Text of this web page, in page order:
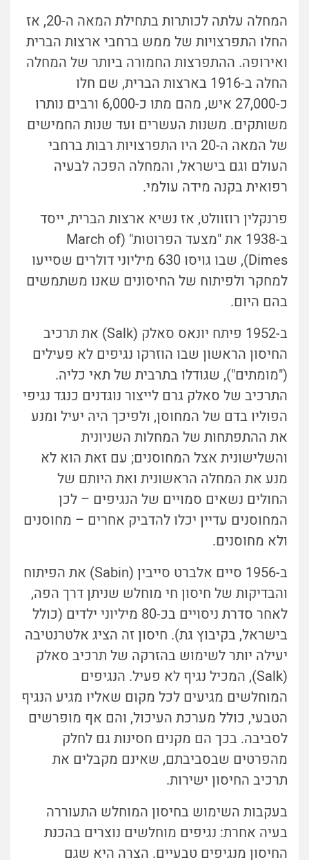
המחלה עלתה לכותרות בתחילת המאה ה-20, אז
החלו התפרצויות של ממש ברחבי ארצות הברית
ואירופה. ההתפרצות החמורה ביותר של המחלה
החלה ב-1916 בארצות הברית, שם חלו
כ-27,000 איש, מהם מתו כ-6,000 ורבים נותרו
משותקים. משנות העשרים ועד שנות החמישים
של המאה ה-20 היו התפרצויות רבות ברחבי
העולם וגם בישראל, והמחלה הפכה לבעיה
רפואית בקנה מידה עולמי.
פרנקלין רוזוולט, אז נשיא ארצות הברית, ייסד
ב-1938 את "מצעד הפרוטות" (March of
Dimes), שבו גויסו 630 מיליוני דולרים שסייעו
למחקר ולפיתוח של החיסונים שאנו משתמשים
בהם היום.
ב-1952 פיתח יונאס סאלק (Salk) את תרכיב
החיסון הראשון שבו הוזרקו נגיפים לא פעילים
("מומתים"), שגודלו בתרבית של תאי כליה.
התרכיב של סאלק גרם לייצור נוגדנים כנגד נגיפי
הפוליו בדם של המחוסן, ולפיכך היה יעיל ומנע
את ההתפתחות של המחלות השניונית
והשלישונית אצל המחוסנים; עם זאת הוא לא
מנע את המחלה הראשונית ואת היותם של
החולים נשאים סמויים של הנגיפים – לכן
המחוסנים עדיין יכלו להדביק אחרים – מחוסנים
ולא מחוסנים.
ב-1956 סיים אלברט סייבין (Sabin) את הפיתוח
והבדיקות של חיסון חי מוחלש שניתן דרך הפה,
לאחר סדרת ניסויים בכ-80 מיליוני ילדים (כולל
בישראל, בקיבוץ גת). חיסון זה הציג אלטרנטיבה
יעילה יותר לשימוש בהזרקה של תרכיב סאלק
(Salk), המכיל נגיף לא פעיל. הנגיפים
המוחלשים מגיעים לכל מקום שאליו מגיע הנגיף
הטבעי, כולל מערכת העיכול, והם אף מופרשים
לסביבה. בכך הם מקנים חסינות גם לחלק
מהפרטים שבסביבתם, שאינם מקבלים את
תרכיב החיסון ישירות.
בעקבות השימוש בחיסון המוחלש התעוררה
בעיה אחרת: נגיפים מוחלשים נוצרים בהכנת
החיסון מנגיפים טבעיים. הצרה היא שגם